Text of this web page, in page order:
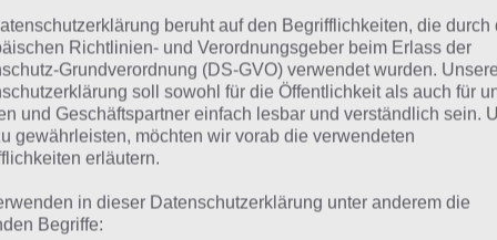
beruht auf den Begrifflichkeiten, die durch
Richtlinien- und Verordnungsgeber beim Erlass der
Grundverordnung (DS-GVO) verwendet wurden. Unsere
soll sowohl für die Öffentlichkeit als auch für
und Geschäftspartner einfach lesbar und verständlich sein.
gewährleisten, möchten wir vorab die verwendeten
erläutern.
in dieser Datenschutzerklärung unter anderem die
Begriffe: